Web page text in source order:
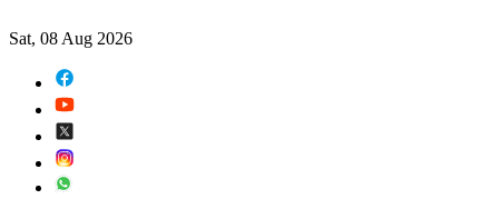
Sat, 08 Aug 2026